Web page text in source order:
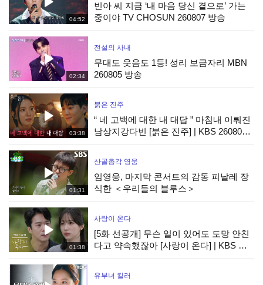
04:52
빈아 씨 지금 ‘내 마음 당신 곁으로’ 가는
중이야 TV CHOSUN 260807 방송
02:34
전설의 사내
무대도 웃음도 1등! 성리 보금자리 MBN
260805 방송
03:38
붉은 진주
“ 네 고백에 대한 내 대답 ” 마침내 이뤄진
남상지강다빈 [붉은 진주] | KBS 260807
01:31
산골총각 영웅
임영웅, 마지막 콘서트의 감동 피날레 장
식한 ＜우리들의 블루스＞
01:38
사랑이 온다
[5화 선공개] 무슨 일이 있어도 도망 안친
다고 약속했잖아 [사랑이 온다] | KBS 방
유부녀 킬러